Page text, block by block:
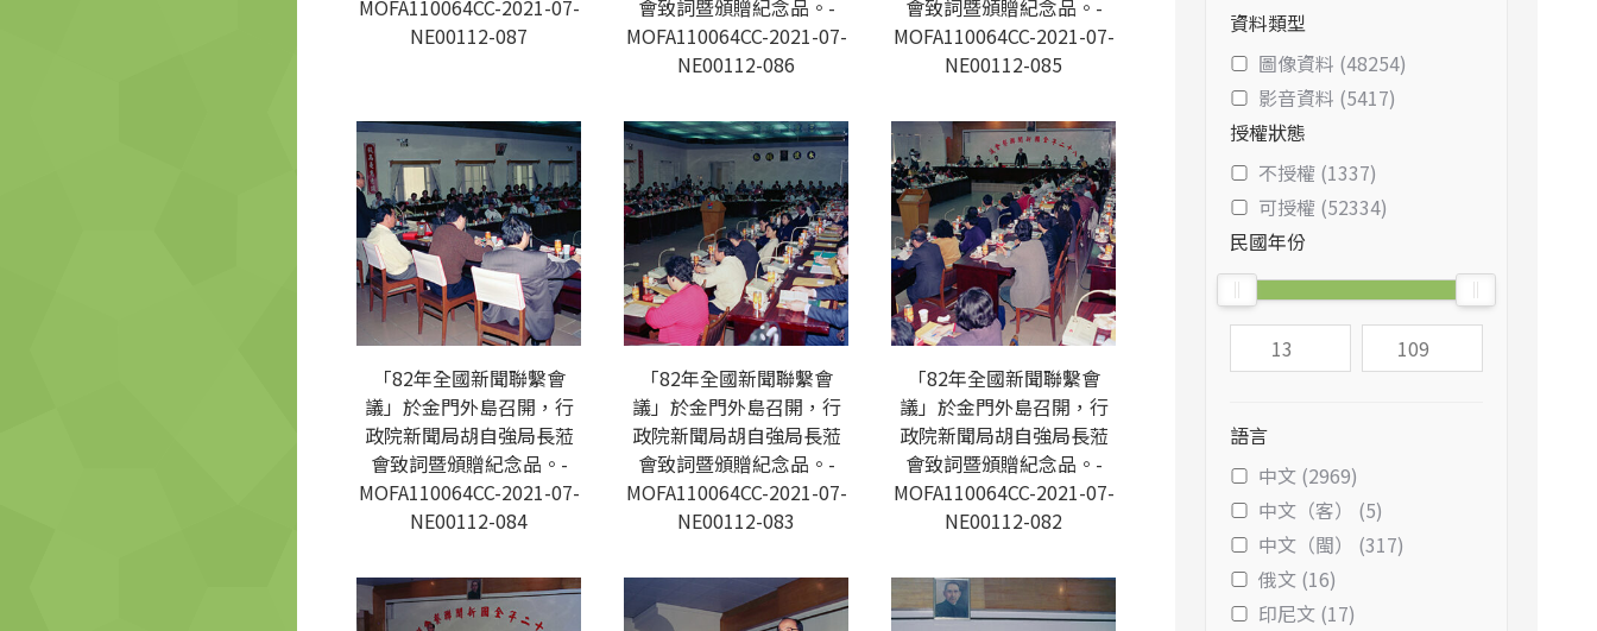
MOFA110064CC-2021-07-
NE00112-087
會致詞暨頒贈紀念品。-
MOFA110064CC-2021-07-
NE00112-086
會致詞暨頒贈紀念品。-
MOFA110064CC-2021-07-
NE00112-085
「82年全國新聞聯繫會
議」於金門外島召開，行
政院新聞局胡自強局長蒞
會致詞暨頒贈紀念品。-
MOFA110064CC-2021-07-
NE00112-084
「82年全國新聞聯繫會
議」於金門外島召開，行
政院新聞局胡自強局長蒞
會致詞暨頒贈紀念品。-
MOFA110064CC-2021-07-
NE00112-083
「82年全國新聞聯繫會
議」於金門外島召開，行
政院新聞局胡自強局長蒞
會致詞暨頒贈紀念品。-
MOFA110064CC-2021-07-
NE00112-082
資料類型
圖像資料 (48254)
影音資料 (5417)
授權狀態
不授權 (1337)
可授權 (52334)
民國年份
語言
中文 (2969)
中文（客） (5)
中文（閩） (317)
俄文 (16)
印尼文 (17)